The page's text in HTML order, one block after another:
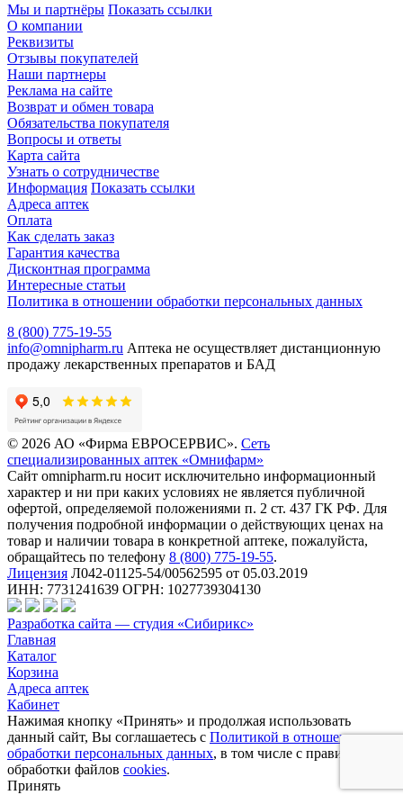
Мы и партнёры Показать ссылки
О компании
Реквизиты
Отзывы покупателей
Наши партнеры
Реклама на сайте
Возврат и обмен товара
Обязательства покупателя
Вопросы и ответы
Карта сайта
Узнать о сотрудничестве
Информация Показать ссылки
Адреса аптек
Оплата
Как сделать заказ
Гарантия качества
Дисконтная программа
Интересные статьи
Политика в отношении обработки персональных данных
8 (800) 775-19-55
info@omnipharm.ru Аптека не осуществляет дистанционную
продажу лекарственных препаратов и БАД
© 2026 АО «Фирма ЕВРОСЕРВИС». Сеть
специализированных аптек «Омнифарм»
Сайт omnipharm.ru носит исключительно информационный
характер и ни при каких условиях не является публичной
офертой, определяемой положениями п. 2 ст. 437 ГК РФ. Для
получения подробной информации о действующих ценах на
товар и наличии товара в конкретной аптеке, пожалуйста,
обращайтесь по телефону 8 (800) 775-19-55.
Лицензия Л042-01125-54/00562595 от 05.03.2019
ИНН: 7731241639 ОГРН: 1027739304130
Разработка сайта — студия «Сибирикс»
Главная
Каталог
Корзина
Адреса аптек
Кабинет
Нажимая кнопку «Принять» и продолжая использовать
данный сайт, Вы соглашаетесь с Политикой в отношении
обработки персональных данных, в том числе с правилами
обработки файлов cookies.
Принять